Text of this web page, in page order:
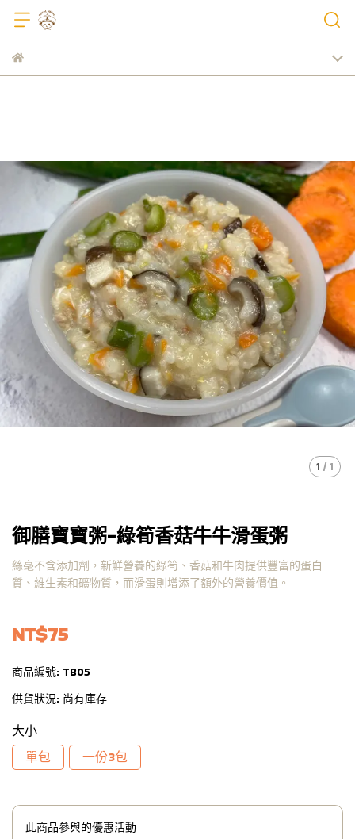
1 / 1
御膳寶寶粥-綠筍香菇牛牛滑蛋粥
絲毫不含添加劑，新鮮營養的綠筍、香菇和牛肉提供豐富的蛋白
質、維生素和礦物質，而滑蛋則增添了額外的營養價值。
NT$75
商品編號: TB05
供貨狀況: 尚有庫存
大小
單包
一份3包
此商品參與的優惠活動